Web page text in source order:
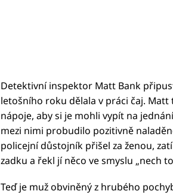
Detektivní inspektor Matt Bank
letošního roku dělala v práci čaj.
nápoje, aby si je mohli vypít na
mezi nimi probudilo pozitivně
policejní důstojník přišel za ženou,
zadku a řekl jí něco ve smyslu „nech
Teď je muž obviněný z hrubého